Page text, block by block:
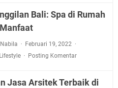
Bali: Spa di Rumah
Februari 19, 2022
Lifestyle Posting Komentar
Jasa Arsitek Terbaik di